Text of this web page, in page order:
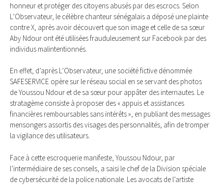
honneur et protéger des citoyens abusés par des escrocs. Selon
L’Observateur, le célèbre chanteur sénégalais a déposé une plainte
contre X, après avoir découvert que son image et celle de sa sœur
Aby Ndour ont été utilisées frauduleusement sur Facebook par des
individus malintentionnés.
En effet, d’après L’Observateur, une société fictive dénommée
SAFESERVICE opère sur le réseau social en se servant des photos
de Youssou Ndour et de sa sœur pour appâter des internautes. Le
stratagème consiste à proposer des « appuis et assistances
financières remboursables sans intérêts », en publiant des messages
mensongers assortis des visages des personnalités, afin de tromper
la vigilance des utilisateurs.
Face à cette escroquerie manifeste, Youssou Ndour, par
l’intermédiaire de ses conseils, a saisi le chef de la Division spéciale
de cybersécurité de la police nationale. Les avocats de l’artiste